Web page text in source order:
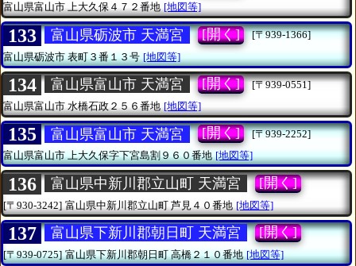
富山県富山市上大久保４７２番地 [地図等]
133 富山県砺波市 天満宮 [開く]
[〒939-1366]
富山県砺波市表町３番１３号 [地図等]
134 富山県富山市 天満宮 [開く]
[〒939-0551]
富山県富山市 水橋石政２５６番地 [地図等]
135 富山県富山市 天満宮 [開く]
[〒939-2252]
富山県富山市上大久保字下宮島割９６０番地 [地図等]
136 富山県中新川郡立山町 天満宮 [開く]
[〒930-3242] 富山県中新川郡立山町 芦見４０番地 [地図等]
137 富山県下新川郡朝日町 天満宮 [開く]
[〒939-0725] 富山県下新川郡朝日町高橋２１０番地 [地図等]